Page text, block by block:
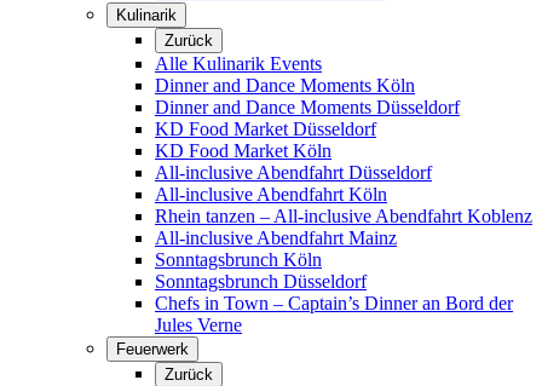
Kulinarik
Zurück
Alle Kulinarik Events
Dinner and Dance Moments Köln
Dinner and Dance Moments Düsseldorf
KD Food Market Düsseldorf
KD Food Market Köln
All-inclusive Abendfahrt Düsseldorf
All-inclusive Abendfahrt Köln
Rhein tanzen – All-inclusive Abendfahrt Koblenz
All-inclusive Abendfahrt Mainz
Sonntagsbrunch Köln
Sonntagsbrunch Düsseldorf
Chefs in Town – Captain’s Dinner an Bord der
Jules Verne
Feuerwerk
Zurück